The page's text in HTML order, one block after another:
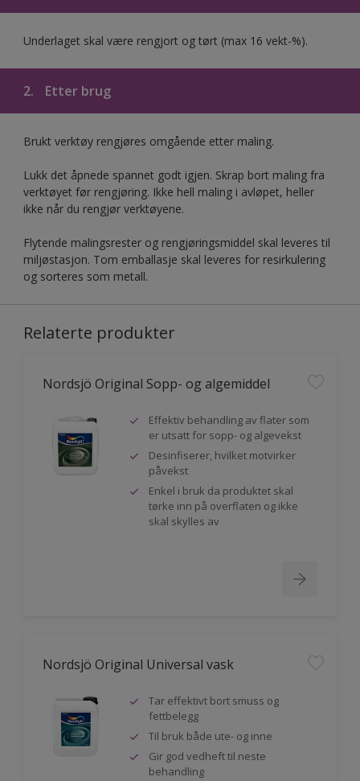
Underlaget skal være rengjort og tørt (max 16 vekt-%).
2. Etter brug
Brukt verktøy rengjøres omgående etter maling.
Lukk det åpnede spannet godt igjen. Skrap bort maling fra
verktøyet før rengjøring. Ikke hell maling i avløpet, heller
ikke når du rengjør verktøyene.
Flytende malingsrester og rengjøringsmiddel skal leveres til
miljøstasjon. Tom emballasje skal leveres for resirkulering
og sorteres som metall.
Relaterte produkter
Nordsjö Original Sopp- og algemiddel
Effektiv behandling av flater som
er utsatt for sopp- og algevekst
Desinfiserer, hvilket motvirker
påvekst
Enkel i bruk da produktet skal
tørke inn på overflaten og ikke
skal skylles av
Nordsjö Original Universal vask
Tar effektivt bort smuss og
fettbelegg
Til bruk både ute- og inne
Gir god vedheft til neste
behandling